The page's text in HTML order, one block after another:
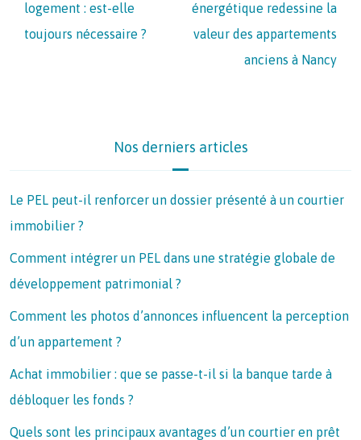
logement : est-elle
toujours nécessaire ?
énergétique redessine la
valeur des appartements
anciens à Nancy
Nos derniers articles
Le PEL peut-il renforcer un dossier présenté à un courtier
immobilier ?
Comment intégrer un PEL dans une stratégie globale de
développement patrimonial ?
Comment les photos d’annonces influencent la perception
d’un appartement ?
Achat immobilier : que se passe-t-il si la banque tarde à
débloquer les fonds ?
Quels sont les principaux avantages d’un courtier en prêt